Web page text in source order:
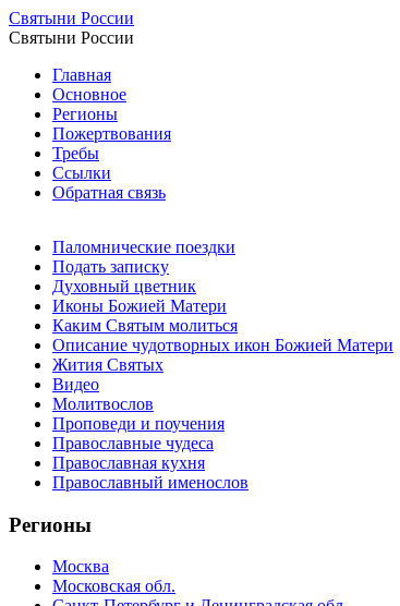
Святыни России
Святыни России
Главная
Основное
Регионы
Пожертвования
Требы
Ссылки
Обратная связь
Паломнические поездки
Подать записку
Духовный цветник
Иконы Божией Матери
Каким Святым молиться
Описание чудотворных икон Божией Матери
Жития Святых
Видео
Молитвослов
Проповеди и поучения
Православные чудеса
Православная кухня
Православный именослов
Регионы
Москва
Московская обл.